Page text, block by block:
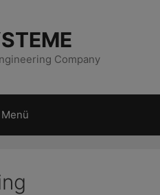
Company
Menü